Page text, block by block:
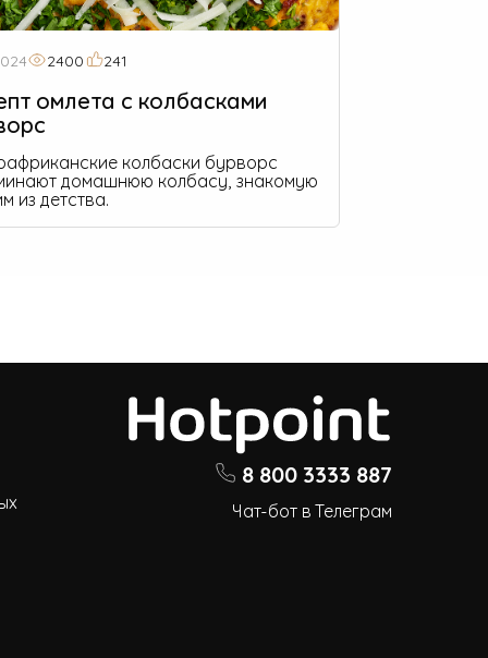
2400 241
омлета с колбасками
колбаски бурворс
домашнюю колбасу, знакомую
из детства.
8 800 3333 887
Чат-бот в Телеграм